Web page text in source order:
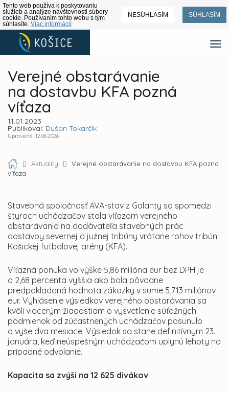
Tento web používa k poskytovaniu
služieb a analýze návštevnosti súbory
cookie. Používaním tohto webu s tým
súhlasíte. Viac informácií
NESÚHLASÍM SÚHLASÍM
Verejné obstarávanie
na dostavbu KFA pozná
víťaza
11.01.2023
Publikoval: Dušan Tokarčík
Upravené: 12.06.2026
Aktuality
Verejné obstarávanie na dostavbu KFA pozná
víťaza
Stavebná spoločnosť AVA-stav z Galanty sa spomedzi
štyroch uchádzačov stala víťazom verejného
obstarávania na dodávateľa stavebných prác
dostavby severnej a južnej tribúny vrátane rohov tribún
Košickej futbalovej arény (KFA).
Víťazná ponuka vo výške 5,86 milióna eur bez DPH je
o 2,68 percenta vyššia ako bola pôvodne
predpokladaná hodnota zákazky v sume 5,713 miliónov
eur. Vyhlásenie výsledkov verejného obstarávania sa
kvôli viacerým žiadostiam o vysvetlenie súťažných
podmienok od zúčastnených uchádzačov posunulo
o vyše dva mesiace. Výsledok sa stane definitívnym 23.
januára, keď neúspešným uchádzačom uplynú lehoty na
prípadné odvolanie.
Kapacita sa zvýši na 12 625 divákov